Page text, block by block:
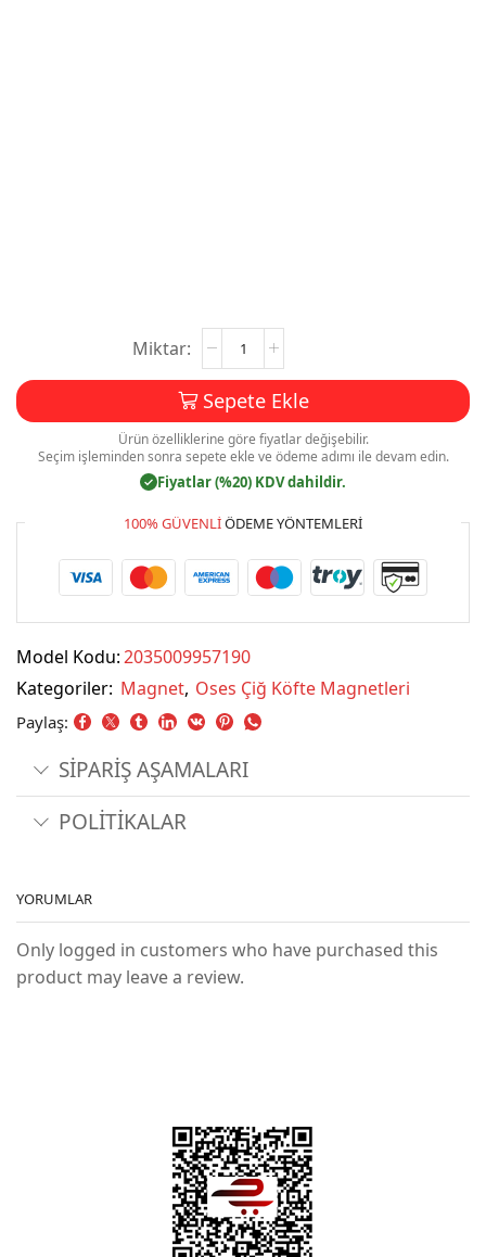
Oses
Magnet
Baskı
(Özel
Kesim)
S006
adet
Sepete Ekle
Ürün özelliklerine göre fiyatlar değişebilir.
Seçim işleminden sonra sepete ekle ve ödeme adımı ile devam edin.
✓ Fiyatlar (%20) KDV dahildir.
100% GÜVENLIÖDEME YÖNTEMLERI
Model Kodu:2035009957190
Kategoriler: Magnet, Oses Çiğ Köfte Magnetleri
Paylaş:
SİPARİŞ AŞAMALARI
POLİTİKALAR
YORUMLAR
Only logged in customers who have purchased this
product may leave a review.